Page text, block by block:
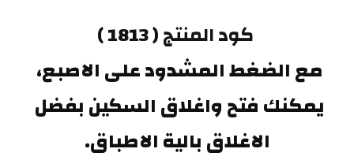
كود المنتج ( 1813 )
الاغلاق بالية الاطباق.